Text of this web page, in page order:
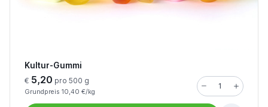
Kultur-Gummi
€ 5,20 pro 500 g
Grundpreis 10,40 €/kg